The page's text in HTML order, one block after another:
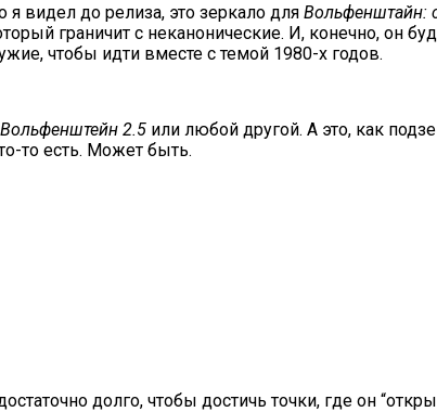
я видел до релиза, это зеркало для Вольфенштайн:
граничит с неканонические. И, конечно, он
чтобы идти вместе с темой 1980-х годов.
Вольфенштейн 2.5 или любой другой. А это, как
то есть. Может быть.
долго, чтобы достичь точки, где он